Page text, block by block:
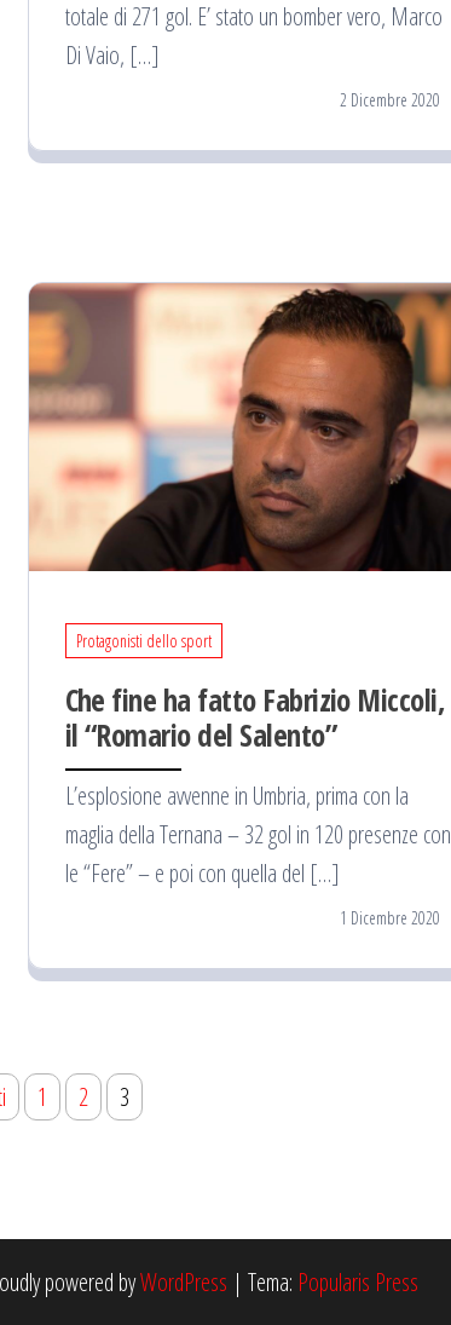
totale di 271 gol. E’ stato un bomber vero, Marco
Di Vaio, […]
2 Dicembre 2020
Protagonisti dello sport
Che fine ha fatto Fabrizio Miccoli,
il “Romario del Salento”
L’esplosione avvenne in Umbria, prima con la
maglia della Ternana – 32 gol in 120 presenze con
le “Fere” – e poi con quella del […]
1 Dicembre 2020
1 2 3
powered byWordPress | Tema: Popularis Press